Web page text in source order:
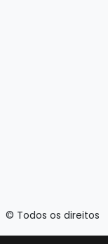
© Todos os direitos